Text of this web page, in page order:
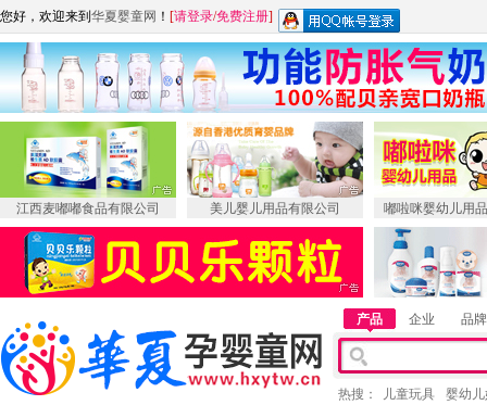
您好，欢迎来到 华夏婴童网 ！ [请登录/免费注册]
江西麦嘟嘟食品有限公司 美儿婴儿用品有限公司 嘟啦咪婴幼儿用
产品 企业 品牌
热搜： 儿童玩具 婴幼